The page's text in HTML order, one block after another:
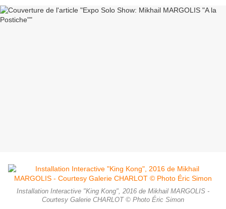
Installation Interactive "King Kong", 2016 de Mikhail MARGOLIS -
Courtesy Galerie CHARLOT © Photo Éric Simon